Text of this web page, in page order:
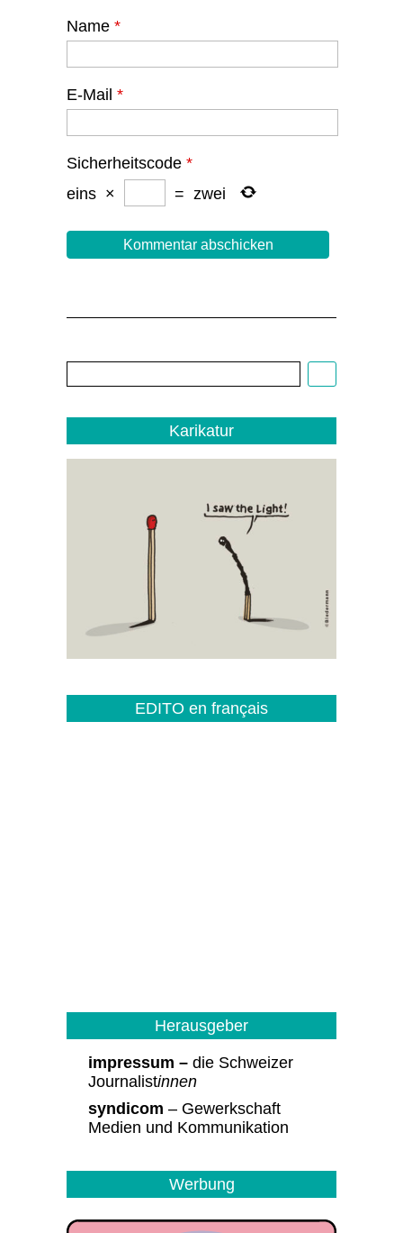
Name *
E-Mail *
Sicherheitscode *
eins × = zwei
Karikatur
EDITO en français
Herausgeber
impressum – die Schweizer
Journalistinnen
syndicom – Gewerkschaft
Medien und Kommunikation
Werbung